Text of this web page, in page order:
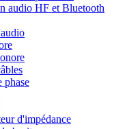
audio HF et Bluetooth
phase
d'impédance